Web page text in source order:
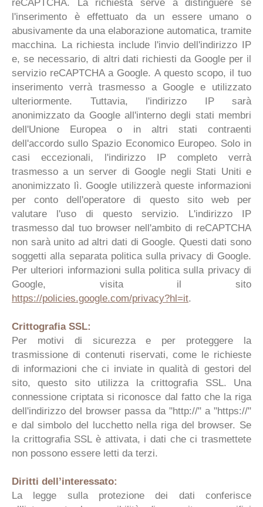
reCAPTCHA. La richiesta serve a distinguere se
l'inserimento è effettuato da un essere umano o
abusivamente da una elaborazione automatica, tramite
macchina. La richiesta include l'invio dell'indirizzo IP
e, se necessario, di altri dati richiesti da Google per il
servizio reCAPTCHA a Google. A questo scopo, il tuo
inserimento verrà trasmesso a Google e utilizzato
ulteriormente. Tuttavia, l'indirizzo IP sarà
anonimizzato da Google all'interno degli stati membri
dell'Unione Europea o in altri stati contraenti
dell'accordo sullo Spazio Economico Europeo. Solo in
casi eccezionali, l'indirizzo IP completo verrà
trasmesso a un server di Google negli Stati Uniti e
anonimizzato lì. Google utilizzerà queste informazioni
per conto dell'operatore di questo sito web per
valutare l'uso di questo servizio. L'indirizzo IP
trasmesso dal tuo browser nell'ambito di reCAPTCHA
non sarà unito ad altri dati di Google. Questi dati sono
soggetti alla separata politica sulla privacy di Google.
Per ulteriori informazioni sulla politica sulla privacy di
Google, visita il sito
https://policies.google.com/privacy?hl=it.
Crittografia SSL:
Per motivi di sicurezza e per proteggere la
trasmissione di contenuti riservati, come le richieste
di informazioni che ci inviate in qualità di gestori del
sito, questo sito utilizza la crittografia SSL. Una
connessione criptata si riconosce dal fatto che la riga
dell'indirizzo del browser passa da "http://" a "https://"
e dal simbolo del lucchetto nella riga del browser. Se
la crittografia SSL è attivata, i dati che ci trasmettete
non possono essere letti da terzi.
Diritti dell’interessato:
La legge sulla protezione dei dati conferisce